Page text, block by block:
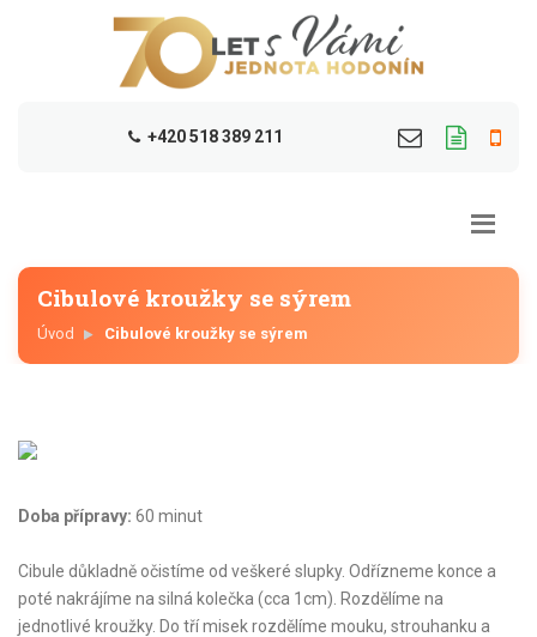
+420 518 389 211
Cibulové kroužky se sýrem
Úvod Cibulové kroužky se sýrem
Doba přípravy: 60 minut
Cibule důkladně očistíme od veškeré slupky. Odřízneme konce a
poté nakrájíme na silná kolečka (cca 1cm). Rozdělíme na
jednotlivé kroužky. Do tří misek rozdělíme mouku, strouhanku a